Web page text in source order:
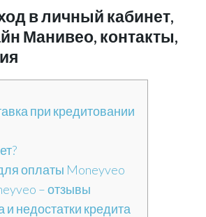
в личный кабинет,
Манивео, контакты,
при кредитовании
оплаты Moneyveo
– отзывы
недостатки кредита